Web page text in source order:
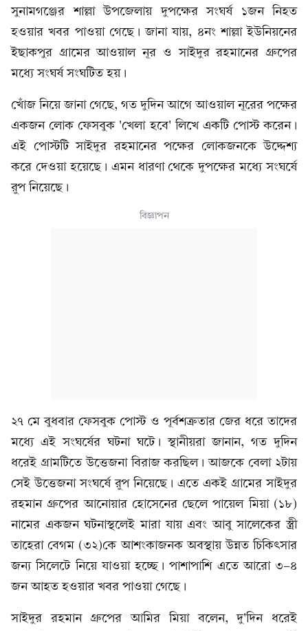
সুনামগঞ্জের শাল্লা উপজেলায় দুপক্ষের সংঘর্ষ ১জন নিহত
হওয়ার খবর পাওয়া গেছে। জানা যায়, ৪নং শাল্লা ইউনিয়নের
ইছাকপুর গ্রামের আওয়াল নূর ও সাইদুর রহমানের গ্রুপের
মধ্যে সংঘর্ষ সংঘটিত হয়।
খোঁজ নিয়ে জানা গেছে, গত দুদিন আগে আওয়াল নূরের পক্ষের
একজন লোক ফেসবুক 'খেলা হবে' লিখে একটি পোস্ট করেন।
এই পোস্টটি সাইদুর রহমানের পক্ষের লোকজনকে উদ্দেশ্য
করে দেওয়া হয়েছে। এমন ধারণা থেকে দুপক্ষের মধ্যে সংঘর্ষে
রুপ নিয়েছে।
বিজ্ঞাপন
২৭ মে বুধবার ফেসবুক পোস্ট ও পূর্বশত্রুতার জের ধরে তাদের
মধ্যে এই সংঘর্ষের ঘটনা ঘটে। স্থানীয়রা জানান, গত দুদিন
ধরেই গ্রামটিতে উত্তেজনা বিরাজ করছিল। আজকে বেলা ২টায়
সেই উত্তেজনা সংঘর্ষে রুপ নিয়েছে। এতে একই গ্রামের সাইদুর
রহমান গ্রুপের আনোয়ার হোসেনের ছেলে পায়েল মিয়া (১৮)
নামের একজন ঘটনাস্থলেই মারা যায় এবং আবু সালেকের স্ত্রী
তাহেরা বেগম (৩২)কে আশংকাজনক অবস্থায় উন্নত চিকিৎসার
জন্য সিলেটে নিয়ে যাওয়া হচ্ছে। পাশাপাশি এতে আরো ৩-৪
জন আহত হওয়ার খবর পাওয়া গেছে।
সাইদুর রহমান গ্রুপের আমির মিয়া বলেন, দু'দিন ধরেই